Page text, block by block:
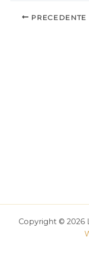
PRECEDENTE
Copyright © 2026